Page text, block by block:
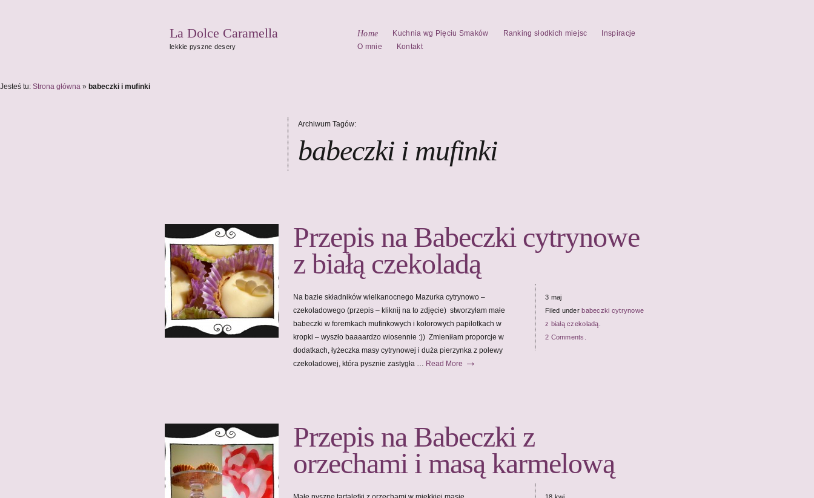
La Dolce Caramella
lekkie pyszne desery
Home Kuchnia wg Pięciu Smaków Ranking słodkich miejsc
Inspiracje
O mnie
Kontakt
Jesteś tu: Strona główna » babeczki i mufinki
Archiwum Tagów:
babeczki i mufinki
Przepis na Babeczki cytrynowe
z białą czekoladą
3 maj
Filed underbabeczki cytrynowe
z białą czekoladą
2 Comments.
Na bazie składników wielkanocnego Mazurka cytrynowo –
czekoladowego (przepis – kliknij na to zdjęcie) stworzyłam małe
babeczki w foremkach mufinkowych i kolorowych papilotkach w
kropki – wyszło baaaardzo wiosennie :)) Zmieniłam proporcje w
dodatkach, łyżeczka masy cytrynowej i duża pierzynka z polewy
czekoladowej, która pysznie zastygła … Read More →
Przepis na Babeczki z
orzechami i masą karmelową